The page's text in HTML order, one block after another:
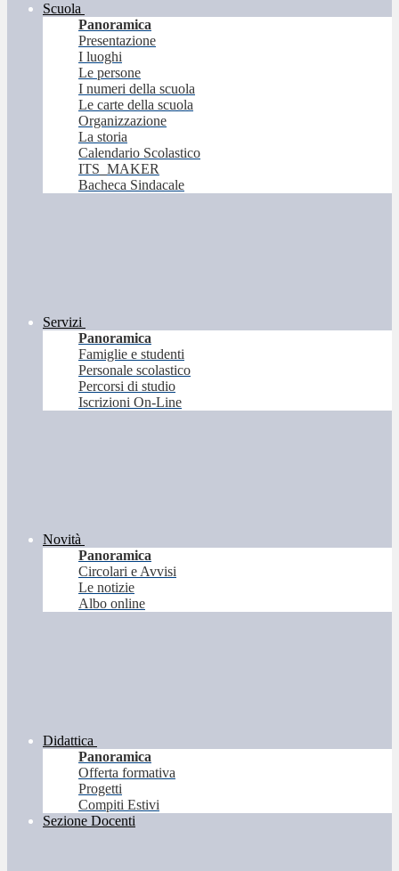
Scuola
Panoramica
Presentazione
I luoghi
Le persone
I numeri della scuola
Le carte della scuola
Organizzazione
La storia
Calendario Scolastico
ITS_MAKER
Bacheca Sindacale
Servizi
Panoramica
Famiglie e studenti
Personale scolastico
Percorsi di studio
Iscrizioni On-Line
Novità
Panoramica
Circolari e Avvisi
Le notizie
Albo online
Didattica
Panoramica
Offerta formativa
Progetti
Compiti Estivi
Sezione Docenti